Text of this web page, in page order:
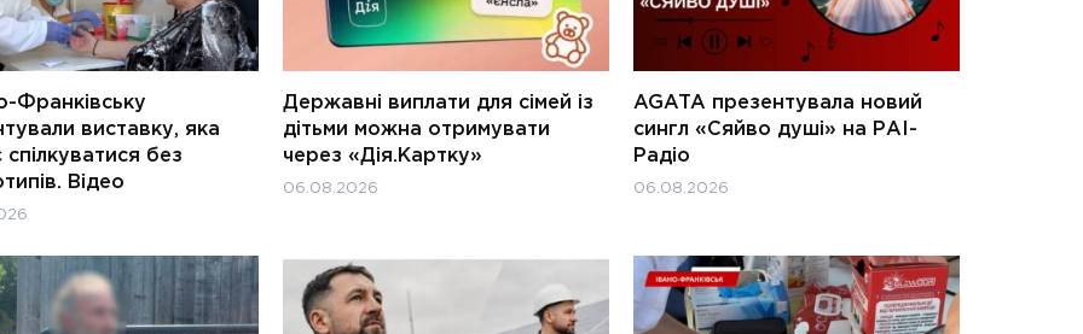
Франківську
виставку, яка
спілкуватися без
Відео
Державні виплати для сімей із
дітьми можна отримувати
через «Дія.Картку»
06.08.2026
AGATA презентувала новий
сингл «Сяйво душі» на РАІ-
Радіо
06.08.2026